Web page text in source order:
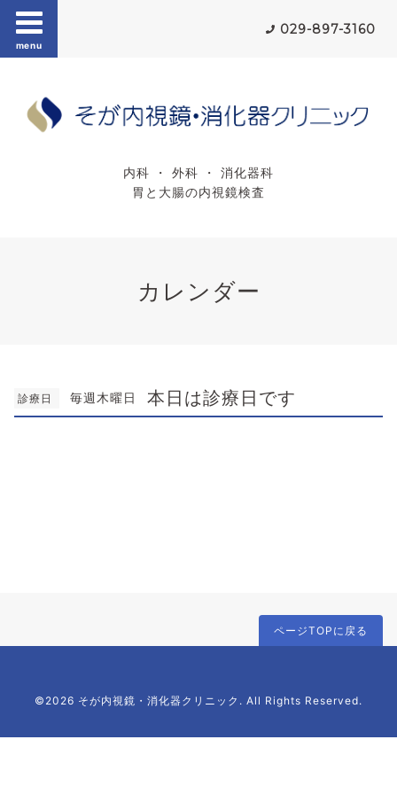
menu
029-897-3160
内科 ・ 外科 ・ 消化器科
胃と大腸の内視鏡検査
カレンダー
診療日 毎週木曜日 本日は診療日です
ページTOPに戻る
©2026 そが内視鏡・消化器クリニック. All Rights Reserved.